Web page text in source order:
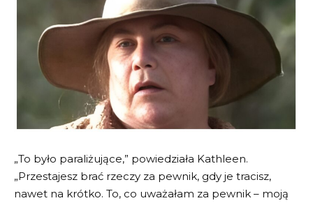
„To było paraliżujące,” powiedziała Kathleen.
„Przestajesz brać rzeczy za pewnik, gdy je tracisz,
nawet na krótko. To, co uważałam za pewnik – moją